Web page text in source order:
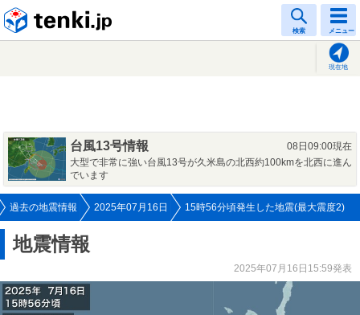
検索 メニュー
現在地
台風13号情報
08日09:00現在
大型で非常に強い台風13号が久米島の北西約100kmを北西に進ん
でいます
過去の地震情報 2025年07月16日 15時56分頃発生した地震(最大震度2)
地震情報
2025年07月16日15:59発表